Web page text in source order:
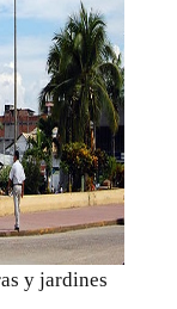
y jardines